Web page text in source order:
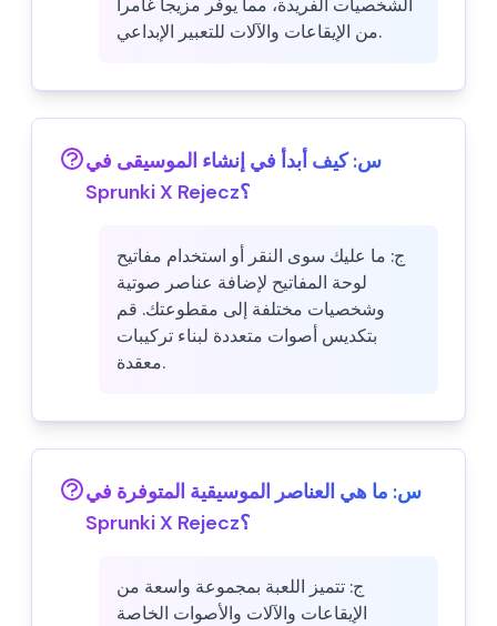
الشخصيات الفريدة، مما يوفر مزيجاً غامراً
من الإيقاعات والآلات للتعبير الإبداعي.
س:كيف أبدأ في إنشاء الموسيقى في
Sprunki X Rejecz؟
ج: ما عليك سوى النقر أو استخدام مفاتيح
لوحة المفاتيح لإضافة عناصر صوتية
وشخصيات مختلفة إلى مقطوعتك. قم
بتكديس أصوات متعددة لبناء تركيبات
معقدة.
س: ما هي العناصر الموسيقية المتوفرة في
Sprunki X Rejecz؟
ج: تتميز اللعبة بمجموعة واسعة من
الإيقاعات والآلات والأصوات الخاصة